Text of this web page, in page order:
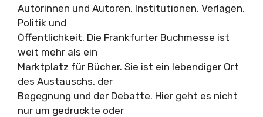
Autorinnen und Autoren, Institutionen, Verlagen,
Politik und
Öffentlichkeit. Die Frankfurter Buchmesse ist
weit mehr als ein
Marktplatz für Bücher. Sie ist ein lebendiger Ort
des Austauschs, der
Begegnung und der Debatte. Hier geht es nicht
nur um gedruckte oder